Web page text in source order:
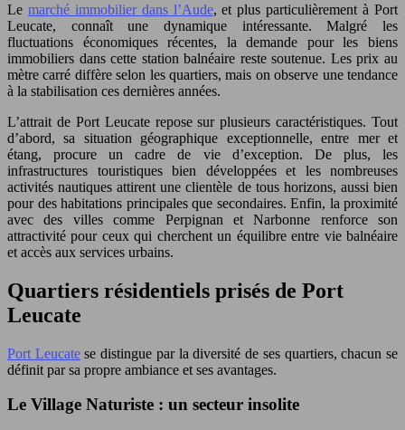
Le marché immobilier dans l’Aude, et plus particulièrement à Port
Leucate, connaît une dynamique intéressante. Malgré les
fluctuations économiques récentes, la demande pour les biens
immobiliers dans cette station balnéaire reste soutenue. Les prix au
mètre carré diffère selon les quartiers, mais on observe une tendance
à la stabilisation ces dernières années.
L’attrait de Port Leucate repose sur plusieurs caractéristiques. Tout
d’abord, sa situation géographique exceptionnelle, entre mer et
étang, procure un cadre de vie d’exception. De plus, les
infrastructures touristiques bien développées et les nombreuses
activités nautiques attirent une clientèle de tous horizons, aussi bien
pour des habitations principales que secondaires. Enfin, la proximité
avec des villes comme Perpignan et Narbonne renforce son
attractivité pour ceux qui cherchent un équilibre entre vie balnéaire
et accès aux services urbains.
Quartiers résidentiels prisés de Port
Leucate
Port Leucatese distingue par la diversité de ses quartiers, chacun se
définit par sa propre ambiance et ses avantages.
Le Village Naturiste : un secteur insolite